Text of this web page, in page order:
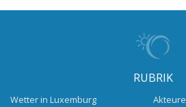
RUBRIK
Wetter in Luxemburg
Akteure